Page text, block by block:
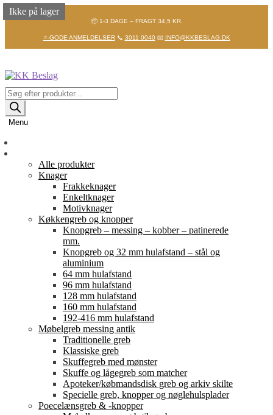
📦 1-3 DAGE – FRAGT 34,5 KR.
⭐-GODE ANMELDELSER📞 3011 0040📧 INFO@KKBESLAG.DK
Spring
til
navigation
Spring
til
indhold
Products
search
Menu
Alle produkter
Knager
Frakkeknager
Enkeltknager
Motivknager
Køkkengreb og knopper
Knopgreb – messing – kobber – patinerede
mm.
Knopgreb og 32 mm hulafstand – stål og
aluminium
64 mm hulafstand
96 mm hulafstand
128 mm hulafstand
160 mm hulafstand
192-416 mm hulafstand
Møbelgreb messing antik
Traditionelle greb
Klassiske greb
Skuffegreb med mønster
Skuffe og lågegreb som matcher
Apoteker/købmandsdisk greb og arkiv skilte
Specielle greb, knopper og nøglehulsplader
Poecelænsgreb & -knopper
Ikke på lager
Ikke på lager
Ikke på lager